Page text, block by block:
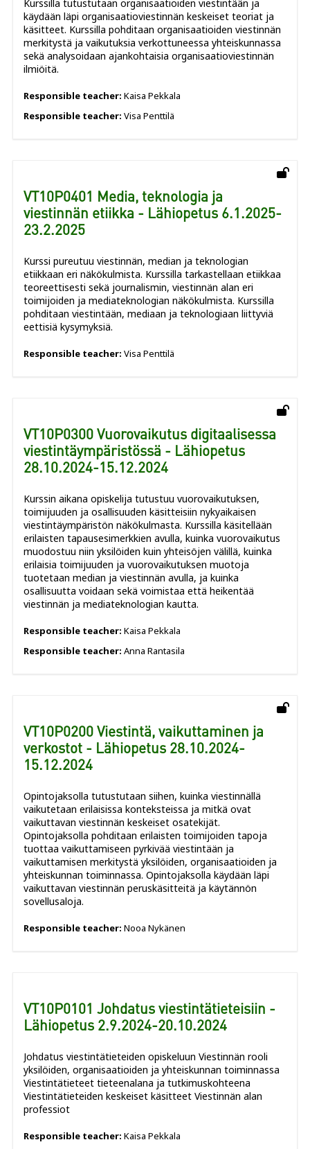
Kurssilla tutustutaan organisaatioiden viestintään ja
käydään läpi organisaatioviestinnän keskeiset teoriat ja
käsitteet. Kurssilla pohditaan organisaatioiden viestinnän
merkitystä ja vaikutuksia verkottuneessa yhteiskunnassa
sekä analysoidaan ajankohtaisia organisaatioviestinnän
ilmiöitä.
Responsible teacher: Kaisa Pekkala
Responsible teacher: Visa Penttilä
VT10P0401 Media, teknologia ja
viestinnän etiikka - Lähiopetus 6.1.2025-
23.2.2025
Kurssi pureutuu viestinnän, median ja teknologian
etiikkaan eri näkökulmista. Kurssilla tarkastellaan etiikkaa
teoreettisesti sekä journalismin, viestinnän alan eri
toimijoiden ja mediateknologian näkökulmista. Kurssilla
pohditaan viestintään, mediaan ja teknologiaan liittyviä
eettisiä kysymyksiä.
Responsible teacher: Visa Penttilä
VT10P0300 Vuorovaikutus digitaalisessa
viestintäympäristössä - Lähiopetus
28.10.2024-15.12.2024
Kurssin aikana opiskelija tutustuu vuorovaikutuksen,
toimijuuden ja osallisuuden käsitteisiin nykyaikaisen
viestintäympäristön näkökulmasta. Kurssilla käsitellään
erilaisten tapausesimerkkien avulla, kuinka vuorovaikutus
muodostuu niin yksilöiden kuin yhteisöjen välillä, kuinka
erilaisia toimijuuden ja vuorovaikutuksen muotoja
tuotetaan median ja viestinnän avulla, ja kuinka
osallisuutta voidaan sekä voimistaa että heikentää
viestinnän ja mediateknologian kautta.
Responsible teacher: Kaisa Pekkala
Responsible teacher: Anna Rantasila
VT10P0200 Viestintä, vaikuttaminen ja
verkostot - Lähiopetus 28.10.2024-
15.12.2024
Opintojaksolla tutustutaan siihen, kuinka viestinnällä
vaikutetaan erilaisissa konteksteissa ja mitkä ovat
vaikuttavan viestinnän keskeiset osatekijät.
Opintojaksolla pohditaan erilaisten toimijoiden tapoja
tuottaa vaikuttamiseen pyrkivää viestintään ja
vaikuttamisen merkitystä yksilöiden, organisaatioiden ja
yhteiskunnan toiminnassa. Opintojaksolla käydään läpi
vaikuttavan viestinnän peruskäsitteitä ja käytännön
sovellusaloja.
Responsible teacher: Nooa Nykänen
VT10P0101 Johdatus viestintätieteisiin -
Lähiopetus 2.9.2024-20.10.2024
Johdatus viestintätieteiden opiskeluun Viestinnän rooli
yksilöiden, organisaatioiden ja yhteiskunnan toiminnassa
Viestintätieteet tieteenalana ja tutkimuskohteena
Viestintätieteiden keskeiset käsitteet Viestinnän alan
professiot
Responsible teacher: Kaisa Pekkala